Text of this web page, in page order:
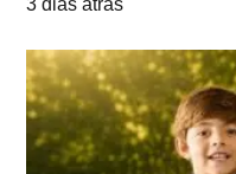
3 dias atrás